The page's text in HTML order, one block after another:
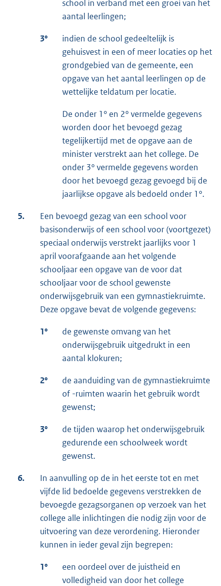
school in verband met een groei van het
aantal leerlingen;
3°
indien de school gedeeltelijk is
gehuisvest in een of meer locaties op het
grondgebied van de gemeente, een
opgave van het aantal leerlingen op de
wettelijke teldatum per locatie.
De onder 1° en 2° vermelde gegevens
worden door het bevoegd gezag
tegelijkertijd met de opgave aan de
minister verstrekt aan het college. De
onder 3° vermelde gegevens worden
door het bevoegd gezag gevoegd bij de
jaarlijkse opgave als bedoeld onder 1°.
5.
Een bevoegd gezag van een school voor
basisonderwijs of een school voor (voortgezet)
speciaal onderwijs verstrekt jaarlijks voor 1
april voorafgaande aan het volgende
schooljaar een opgave van de voor dat
schooljaar voor de school gewenste
onderwijsgebruik van een gymnastiekruimte.
Deze opgave bevat de volgende gegevens:
1°
de gewenste omvang van het
onderwijsgebruik uitgedrukt in een
aantal klokuren;
2°
de aanduiding van de gymnastiekruimte
of -ruimten waarin het gebruik wordt
gewenst;
3°
de tijden waarop het onderwijsgebruik
gedurende een schoolweek wordt
gewenst.
6.
In aanvulling op de in het eerste tot en met
vijfde lid bedoelde gegevens verstrekken de
bevoegde gezagsorganen op verzoek van het
college alle inlichtingen die nodig zijn voor de
uitvoering van deze verordening. Hieronder
kunnen in ieder geval zijn begrepen:
1°
een oordeel over de juistheid en
volledigheid van door het college